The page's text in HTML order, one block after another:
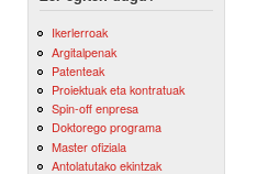
Ikerlerroak
Argitalpenak
Patenteak
Proiektuak eta kontratuak
Spin-off enpresa
Doktorego programa
Master ofiziala
Antolatutako ekintzak